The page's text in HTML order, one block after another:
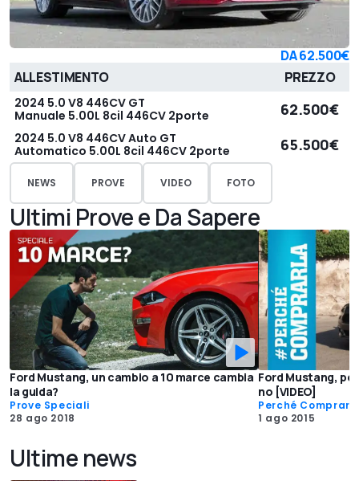
DA62.500€
ALLESTIMENTO
PREZZO
2024 5.0 V8 446CV GT
Manuale 5.00L 8cil 446CV 2porte
62.500€
2024 5.0 V8 446CV Auto GT
Automatico 5.00L 8cil 446CV 2porte
65.500€
NEWS PROVE VIDEO FOTO
Ultimi Prove e Da Sapere
Ford Mustang, un cambio a 10 marce cambia
la guida?
Prove Speciali
28 ago 2018
Ford Mustang,
no [VIDEO]
Perché
1 ago 2015
Ultime news